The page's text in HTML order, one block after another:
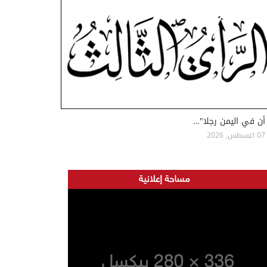
في اليمن رجلا"…
07 اغسطس, 2026